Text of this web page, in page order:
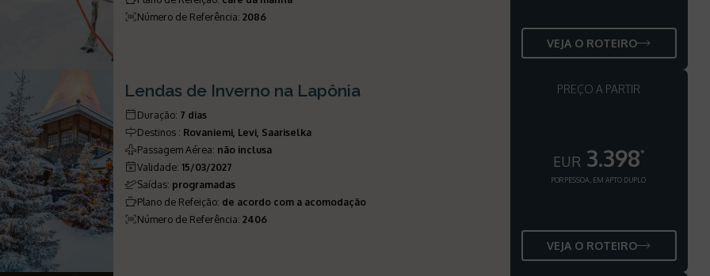
Número de Referência:2086
VEJA O ROTEIRO
Lendas de Inverno na Lapônia
Duração: 7 dias
Destinos : Rovaniemi, Levi, Saariselka
Passagem Aérea: não inclusa
Validade:15/03/2027
Saídas: programadas
Plano de Refeição: de acordo com a acomodação
Número de Referência:2406
PREÇO A PARTIR
EUR 3.398*
POR PESSOA, EM APTO DUPLO
VEJA O ROTEIRO